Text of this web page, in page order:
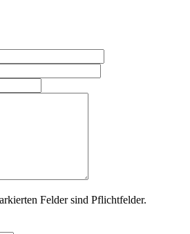
Felder sind Pflichtfelder.